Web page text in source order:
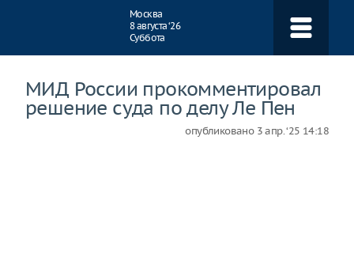
Москва
8 августа ‘26
Суббота
МИД России прокомментировал
решение суда по делу Ле Пен
опубликовано 3 апр. ‘25 14:18